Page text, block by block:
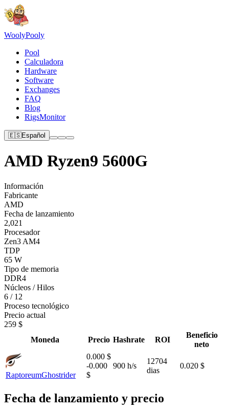
WoolyPooly
Pool
Calculadora
Hardware
Software
Exchanges
FAQ
Blog
RigsMonitor
🇪🇸Español
AMD Ryzen9 5600G
Información
Fabricante
AMD
Fecha de lanzamiento
2,021
Procesador
Zen3 AM4
TDP
65 W
Tipo de memoria
DDR4
Núcleos / Hilos
6 / 12
Proceso tecnológico
Precio actual
259 $
Moneda
Precio Hashrate ROI
Beneficio
neto
RaptoreumGhostrider
0.000 $
-0.000
$
900 h/s
12704
dias
0.020 $
Fecha de lanzamiento y precio